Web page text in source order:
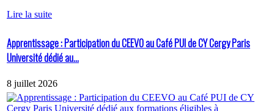
Lire la suite
Apprentissage : Participation du CEEVO au Café PUI de CY Cergy Paris
Université dédié au...
8 juillet 2026